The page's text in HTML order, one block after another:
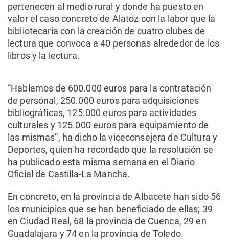
pertenecen al medio rural y donde ha puesto en
valor el caso concreto de Alatoz con la labor que la
bibliotecaria con la creación de cuatro clubes de
lectura que convoca a 40 personas alrededor de los
libros y la lectura.
“Hablamos de 600.000 euros para la contratación
de personal, 250.000 euros para adquisiciones
bibliográficas, 125.000 euros para actividades
culturales y 125.000 euros para equipamiento de
las mismas”, ha dicho la viceconsejera de Cultura y
Deportes, quien ha recordado que la resolución se
ha publicado esta misma semana en el Diario
Oficial de Castilla-La Mancha.
En concreto, en la provincia de Albacete han sido 56
los municipios que se han beneficiado de ellas; 39
en Ciudad Real, 68 la provincia de Cuenca, 29 en
Guadalajara y 74 en la provincia de Toledo.